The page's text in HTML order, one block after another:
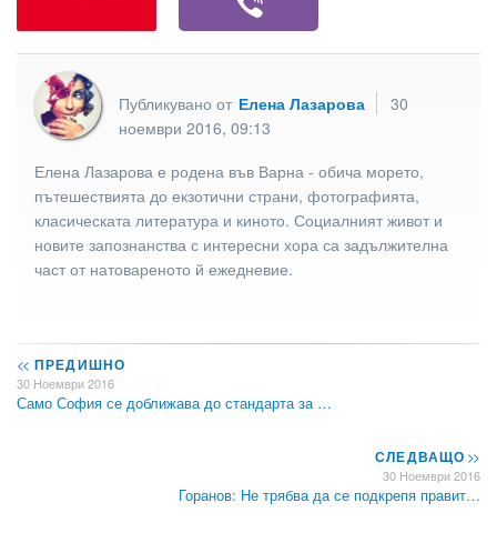
Публикувано от Елена Лазарова
30
ноември 2016, 09:13
Елена Лазарова е родена във Варна - обича морето,
пътешествията до екзотични страни, фотографията,
класическата литература и киното. Социалният живот и
новите запознанства с интересни хора са задължителна
част от натовареното й ежедневие.
<< ПРЕДИШНО
30 Ноември 2016
Само София се доближава до стандарта за …
СЛЕДВАЩО>>
30 Ноември 2016
Горанов: Не трябва да се подкрепя правит…